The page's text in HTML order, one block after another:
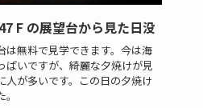
F の展望台から見た日没
は無料で見学できます。今は海
ぱいですが、綺麗な夕焼けが見
人が多いです。この日の夕焼け